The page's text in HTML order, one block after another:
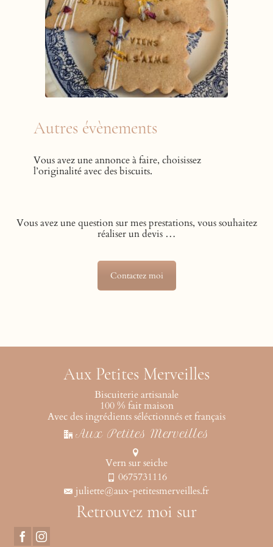
Autres évènements
Vous avez une annonce à faire, choisissez
l’originalité avec des biscuits.
Vous avez une question sur mes prestations, vous souhaitez
réaliser un devis …
Contactez moi
Aux Petites Merveilles
Biscuiterie artisanale
100 % fait maison
Avec des ingrédients séléctionnés et français
Aux Petites Merveilles
Vern sur seiche
0675731116
juliette@aux-petitesmerveilles.fr
Retrouvez moi sur